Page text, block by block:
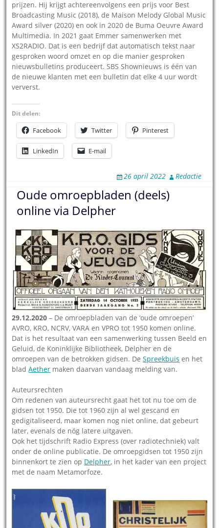
prijzen. Hij krijgt achtereenvolgens een prijs voor Best
Broadcasting Music (2018), de Maison Melody Global Music
Award silver (2020) en ook in 2020 de Buma Oeuvre Award
Multimedia. In 2021 gaat Emmer samenwerken met
XS2RADIO. Dat is een bedrijf dat automatisch tekst naar
gesproken woord omzet en op die manier gesproken
nieuwsbulletins produceert. SBS Shownieuws is één van
de nieuwe klanten met een bulletin dat elke 4 uur wordt
ververst.
Dit delen:
Facebook Twitter Pinterest
LinkedIn E-mail
26 april 2022 Redactie
Oude omroepbladen (deels)
online via Delpher
29.12.2020 – De omroepbladen van de ‘oude omroepen’
AVRO, KRO, NCRV, VARA en VPRO tot 1950 komen online.
Dat is het resultaat van een samenwerking tussen Beeld en
Geluid, de Koninklijke Bibliotheek, Delpher en de
omroepen van de betrokken gidsen. DeSpreekbuis en het
bladAether maken daarvan vandaag melding van.
Auteursrechten
Om redenen van auteursrecht gaat het tot nu toe om de
gidsen tot 1950. Die tot 1960 zijn al wel gescand en
gedigitaliseerd, maar komen nog niet online, dat gebeurt
later, evenals de nóg latere uitgaven.
Ook het tijdschrift Radio Express (over radiotechniek) valt
onder de online publicatie. De omroepgidsen tot 1950 zijn
binnenkort te zien op Delpher, in het kader van een project
met de naam Metamorfoze.